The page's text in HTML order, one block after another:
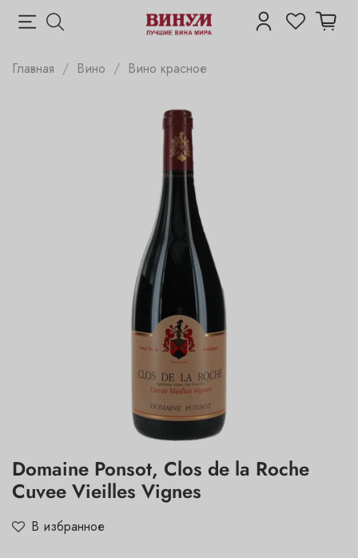
Главная Вино Вино красное
Domaine Ponsot, Clos de la Roche
Cuvee Vieilles Vignes
В избранное